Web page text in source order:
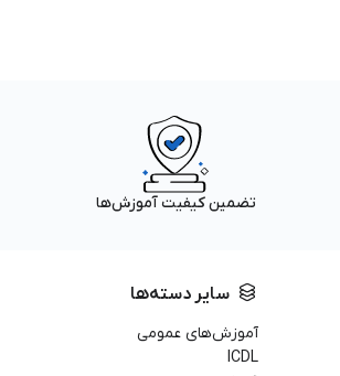
تضمین کیفیت آموزش‌ها
سایر دسته‌ها
آموزش‌های عمومی
ICDL